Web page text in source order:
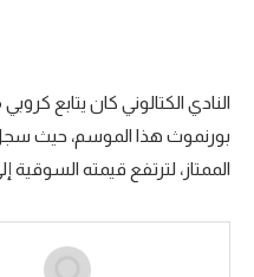
سعودي في الجول
الدوري الإنجليزي
النادي الكتالوني كان يتابع
الممتاز، لترتفع قيمته السوقية إلى نحو 70